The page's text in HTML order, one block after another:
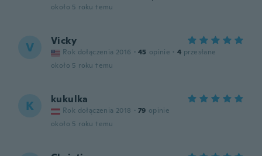
około 5 roku temu
V Vicky
Rok dołączenia 2016 · 45 opinie · 4 przesłane
około 5 roku temu
K kukulka
Rok dołączenia 2018 · 79 opinie
około 5 roku temu